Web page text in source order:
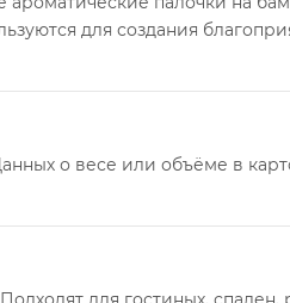
для создания
о весе или объёме в